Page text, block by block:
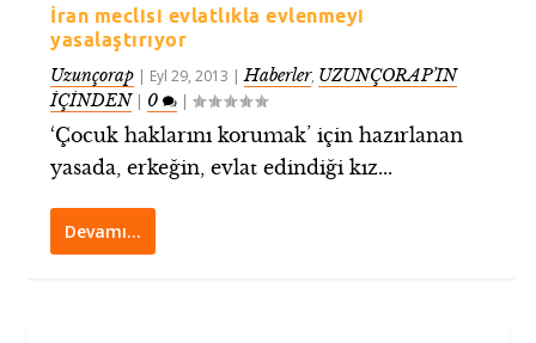
İran meclisi evlatlıkla evlenmeyi
yasalaştırıyor
Uzunçorap | Eyl 29, 2013 |Haberler, UZUNÇORAP’IN
İÇİNDEN| 0 |
‘Çocuk haklarını korumak’ için hazırlanan
yasada, erkeğin, evlat edindiği kız...
Devamı…